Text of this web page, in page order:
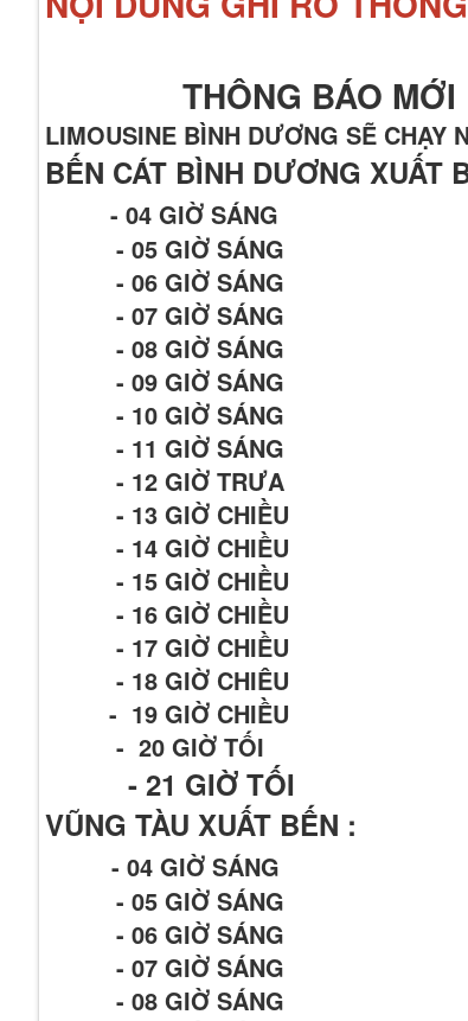
THÔNG BÁO MỚI
LIMOUSINE BÌNH DƯƠNG SẼ CHẠY
BẾN CÁT BÌNH DƯƠNG XUẤT
- 04 GIỜ SÁNG
- 05 GIỜ SÁNG
- 06 GIỜ SÁNG
- 07 GIỜ SÁNG
- 08 GIỜ SÁNG
- 09 GIỜ SÁNG
- 10 GIỜ SÁNG
- 11 GIỜ SÁNG
- 12 GIỜ TRƯA
- 13 GIỜ CHIỀU
- 14 GIỜ CHIỀU
- 15 GIỜ CHIỀU
- 16 GIỜ CHIỀU
- 17 GIỜ CHIỀU
- 18 GIỜ CHIÊU
- 19 GIỜ CHIỀU
- 20 GIỜ TỐI
- 21 GIỜ TỐI
VŨNG TÀU XUẤT BẾN :
- 04 GIỜ SÁNG
- 05 GIỜ SÁNG
- 06 GIỜ SÁNG
- 07 GIỜ SÁNG
- 08 GIỜ SÁNG